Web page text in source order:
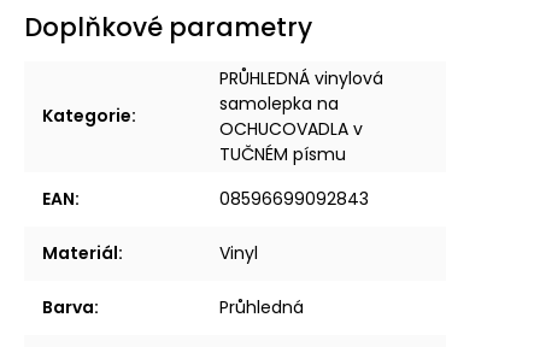
Doplňkové parametry
Kategorie:
PRŮHLEDNÁ vinylová
samolepka na
OCHUCOVADLA v
TUČNÉM písmu
EAN: 08596699092843
Materiál: Vinyl
Barva: Průhledná